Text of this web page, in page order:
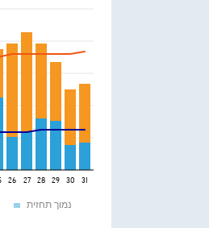
26 27 28 29 30 31
נמוך תחזית